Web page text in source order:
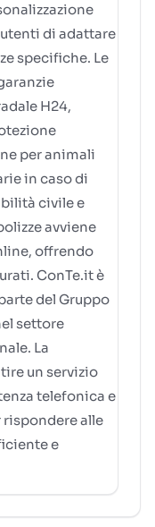
di adattare
specifiche. Le
H24,
per animali
in caso di
civile e
avviene
offrendo
ConTe.it è
del Gruppo
settore
La
un servizio
telefonica e
alle
e